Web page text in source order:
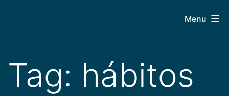
conteúdo
Menu
Tag: hábitos